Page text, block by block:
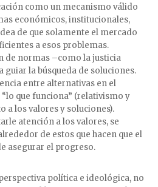
como un mecanismo válido
económicos, institucionales,
de que solamente el mercado
a esos problemas.
de normas –como la justicia
guiar la búsqueda de soluciones.
entre alternativas en el
que funciona” (relativismo y
a los valores y soluciones).
atención a los valores, se
de estos que hacen que el
asegurar el progreso.
política e ideológica, no